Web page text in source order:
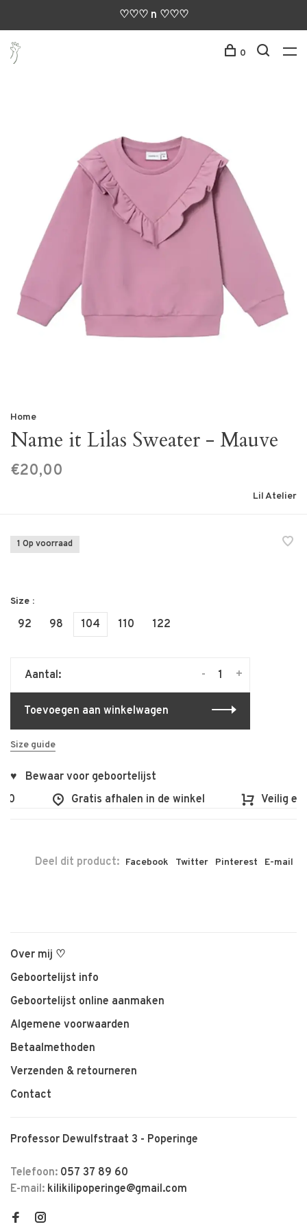
♡♡♡ n ♡♡♡
0
Home
Name it Lilas Sweater - Mauve
€20,00
Lil Atelier
1 Op voorraad
Size :
92 98 104 110 122
Aantal: +
-
Toevoegen aan winkelwagen
Size guide
♥ Bewaar voor geboortelijst
Gratis afhalen in de winkel Veilig en
Deel dit product: Facebook Twitter Pinterest E-mail
Over mij ♡
Geboortelijst info
Geboortelijst online aanmaken
Algemene voorwaarden
Betaalmethoden
Verzenden & retourneren
Contact
Professor Dewulfstraat 3 - Poperinge
Telefoon: 057 37 89 60
E-mail: kilikilipoperinge@gmail.com